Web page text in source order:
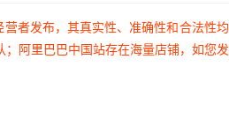
者发布，其真实性、准确性和合法性
阿里巴巴中国站存在海量店铺，如您